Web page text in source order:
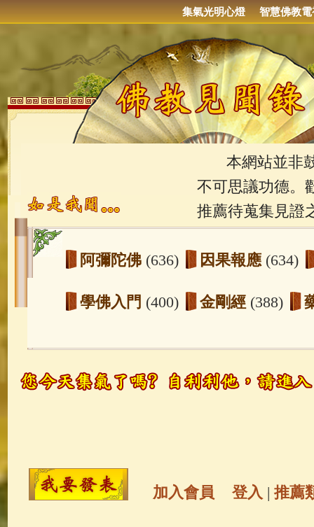
集氣光明心燈 智慧佛教電
本網站並非鼓
不可思議功德。
推薦待蒐集見證
阿彌陀佛 (636) 因果報應 (634)
學佛入門 (400) 金剛經 (388)
玉曆寶鈔(236) 地藏經(225)
觀世音菩薩 (146) 聖救度佛母(
金山活佛
加入會員 登入 | 推薦